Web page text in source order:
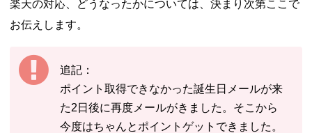
楽天の対応、どうなったかについては、決まり次第ここで
お伝えします。
追記：
ポイント取得できなかった誕生日メールが来
た2日後に再度メールがきました。そこから
今度はちゃんとポイントゲットできました。